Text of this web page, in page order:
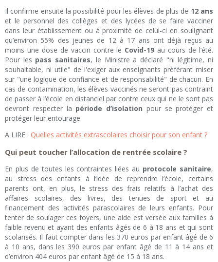
Il confirme ensuite la possibilité pour les élèves de plus de 12 ans
et le personnel des collèges et des lycées de se faire vacciner
dans leur établissement ou à proximité de celui-ci en soulignant
qu’environ 55% des jeunes de 12 à 17 ans ont déjà reçus au
moins une dose de vaccin contre le Covid-19 au cours de l’été.
Pour les pass sanitaires, le Ministre a déclaré "ni légitime, ni
souhaitable, ni utile" de l'exiger aux enseignants préférant miser
sur "une logique de confiance et de responsabilité" de chacun. En
cas de contamination, les élèves vaccinés ne seront pas contraint
de passer à l’école en distanciel par contre ceux qui ne le sont pas
devront respecter la période d’isolation pour se protéger et
protéger leur entourage.
A LIRE : Quelles activités extrascolaires choisir pour son enfant ?
Qui peut toucher l’allocation de rentrée scolaire ?
En plus de toutes les contraintes liées au protocole sanitaire,
au stress des enfants à l’idée de reprendre l’école, certains
parents ont, en plus, le stress des frais relatifs à l’achat des
affaires scolaires, des livres, des tenues de sport et au
financement des activités parascolaires de leurs enfants. Pour
tenter de soulager ces foyers, une aide est versée aux familles à
faible revenu et ayant des enfants âgés de 6 à 18 ans et qui sont
scolarisés. Il faut compter dans les 370 euros par enfant âgé de 6
à 10 ans, dans les 390 euros par enfant âgé de 11 à 14 ans et
d’environ 404 euros par enfant âgé de 15 à 18 ans.